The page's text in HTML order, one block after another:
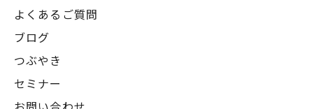
よくあるご質問
ブログ
つぶやき
セミナー